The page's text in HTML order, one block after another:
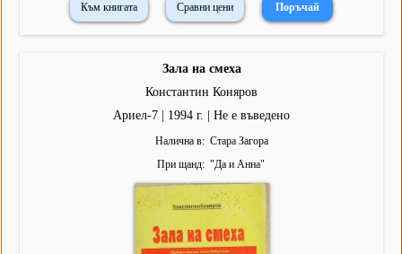
Към книгата Сравни цени
Зала на смеха
Константин Коняров
Ариел-7 | 1994 г. | Не е въведено
Налична в
Стара Загора
При щанд
"Да и Анна"